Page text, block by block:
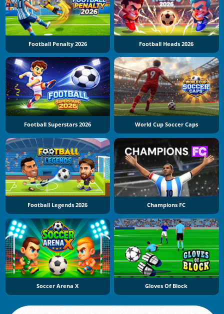
Football Penalty 2026 Football Heads 2026
Football Superstars 2026 World Cup Soccer Caps
Football Legends 2026 Champions FC
Soccer Arena X Gloves Of Block